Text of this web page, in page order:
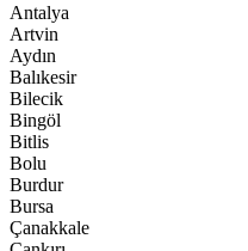
Antalya
Artvin
Aydın
Balıkesir
Bilecik
Bingöl
Bitlis
Bolu
Burdur
Bursa
Çanakkale